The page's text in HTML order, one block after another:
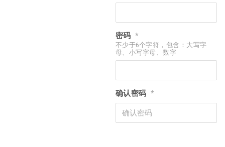
密码 *
不少于6个字符，包含：大写字
母、小写字母、数字
确认密码 *